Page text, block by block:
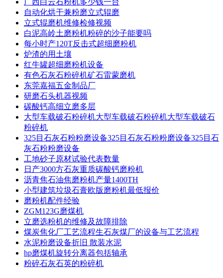
自动化烘干兼粉磨立式辊磨
立式辊磨机维修检修视频
白泥高岭土磨粉机粉碎的沙子能要吗
每小时产120T反击式超细磨粉机
炉渣的用土壤
红牛罐超细磨粉机设备
有色石灰石粉碎机矿石雷蒙磨机
东莞嘉福五金制品厂
研磨石头机器视频
碳酸钙高细立磨多层
大型车载破石粉碎机大型车载破石粉碎机大型车载破石
粉碎机
325目石灰石粉粉磨设备325目石灰石粉粉磨设备325目石
灰石粉粉磨设备
工地砂子原材试验代表数量
日产3000方石灰重质碳酸钙磨粉机
沥青焦石油焦磨粉机产量1400TH
小型建筑垃圾石膏欧版磨粉机最低报价
磨粉机配件经验
ZGM123G磨煤机
立磨选粉机的维修及故障排除
煤炭焦化厂工艺流程生石灰煤厂的设备与工艺流程
水泥粉磨设备折旧 散装水泥
hp磨煤机旋转分离器包括轴承
粉碎石灰石英的粉碎机